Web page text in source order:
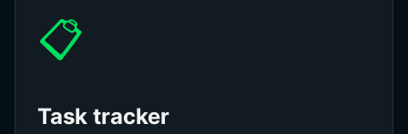
📋
Task tracker